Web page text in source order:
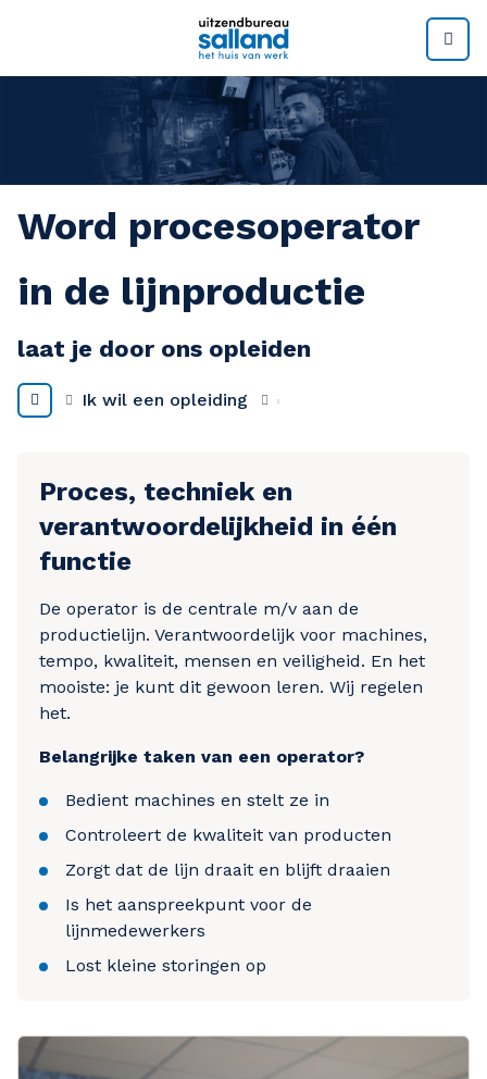
Word procesoperator
in de lijnproductie
laat je door ons opleiden
Ik wil een opleiding
Proces, techniek en
verantwoordelijkheid in één
functie
De operator is de centrale m/v aan de
productielijn. Verantwoordelijk voor machines,
tempo, kwaliteit, mensen en veiligheid. En het
mooiste: je kunt dit gewoon leren. Wij regelen
het.
Belangrijke taken van een operator?
Bedient machines en stelt ze in
Controleert de kwaliteit van producten
Zorgt dat de lijn draait en blijft draaien
Is het aanspreekpunt voor de
lijnmedewerkers
Lost kleine storingen op